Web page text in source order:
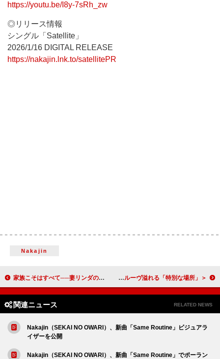
https://youtu.be/I8y-7sRh_zw
◎リリース情報
シングル「Satellite」
2026/1/16 DIGITAL RELEASE
https://nakajin.lnk.to/satellitePR
Nakajin
家族こそはすべて──妻リンダの視点で新たに浮き上がるポールの人生がここに 一日限定劇場公開『ポール・マッカートニー：マン・オン・ザ・ラン』 ＜ライブレポート＞THE BAWDIESが魅了したビルボードライブ・ツアーファイナルの夜 ――レジェンドたちへのリスペクトとグルーヴ溢れる「特別な場所」
関連ニュース RELATED NEWS
Nakajin（SEKAI NO OWARI）、新曲「Same Routine」ビジュアラ
イザーを公開
Nakajin（SEKAI NO OWARI）、新曲「Same Routine」でポーラン